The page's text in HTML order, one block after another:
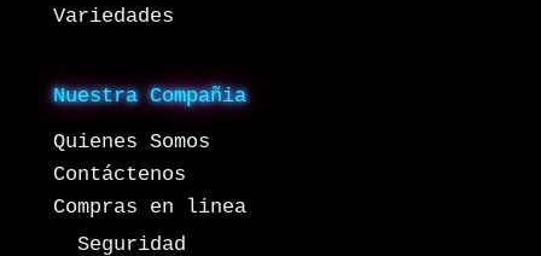
Variedades
Nuestra Compañia
Quienes Somos
Contáctenos
Compras en linea
Seguridad